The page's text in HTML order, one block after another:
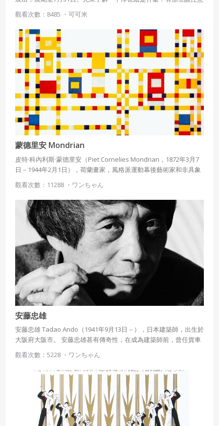
觀看次數：8485 ・ 可可米
蒙德里安 Mondrian
皮特·科內利斯·蒙德里安（Piet Cornelies Mondrian，1872年3月7
日－1944年2月1日），荷蘭畫家，風格派運動幕後藝術家和非具象
型主義」，又稱「幾何形體派」。 蒙德里安生於荷蘭中部的阿默斯
福特，父親是一位清教徒和熱衷美術的小學校長，環境條件使蒙德
里安從小就能接觸美術，而宗教對蒙德里安來說更是他的啟發、轉
變風格的關鍵。
觀看次數：11288 ・ ワンちゃん
安藤忠雄
安藤忠雄 Tadao Ando（1941年9月13日－），日本建築師，出生於
大阪府大阪市。 安藤忠雄甚有傳奇性，在成為建築師前，曾任貨車
司機及職業拳手（成績：23戰13勝3敗7平手），其後在沒有經過正
統訓練下成為專業的建築師。 安藤忠雄在大阪府立城東工業高校畢
業後，前往世界各地旅行，並自學建築。
觀看次數：5228 ・ ワンちゃん